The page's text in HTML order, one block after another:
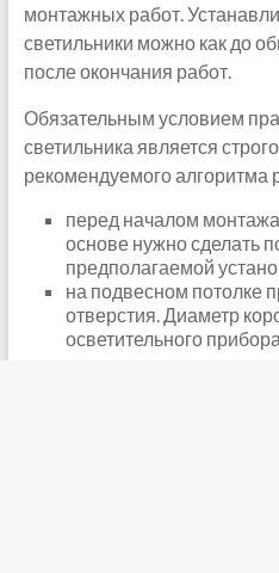
монтажных работ.
светильники можно как до
после окончания работ.
Обязательным условием
светильника является
рекомендуемого алгоритма
перед началом
основе нужно сделать
предполагаемой
на подвесном потолке
отверстия. Диаметр
осветительного